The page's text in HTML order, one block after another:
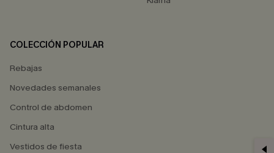
COLECCIÓN POPULAR
Rebajas
Novedades semanales
Control de abdomen
Cintura alta
Vestidos de fiesta